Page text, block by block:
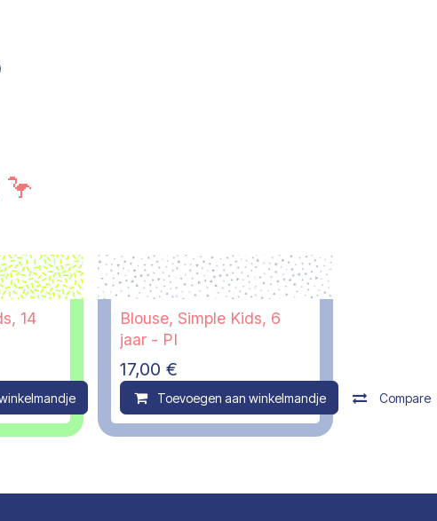
14
Compare
Blouse, Simple Kids, 6
jaar - PI
17,00 €
Toevoegen aan winkelmandje Compare